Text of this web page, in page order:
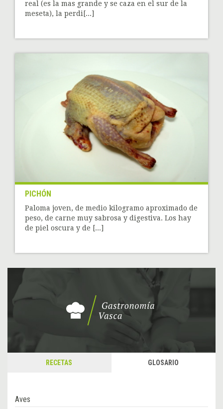
real (es la mas grande y se caza en el sur de la
meseta), la perdi[...]
PICHÓN
Paloma joven, de medio kilogramo aproximado de
peso, de carne muy sabrosa y digestiva. Los hay
de piel oscura y de [...]
RECETAS GLOSARIO
Aves